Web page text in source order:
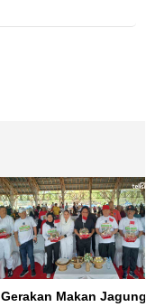
Gerakan Makan Jagung